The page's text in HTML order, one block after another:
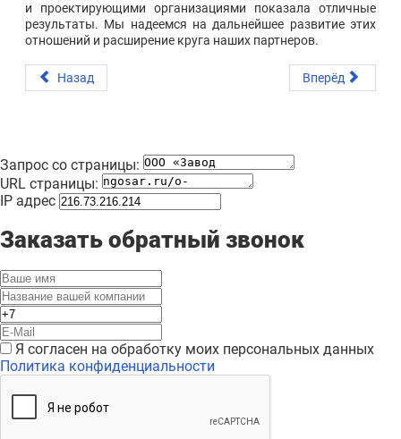
и проектирующими организациями показала отличные
результаты. Мы надеемся на дальнейшее развитие этих
отношений и расширение круга наших партнеров.
Назад Вперёд
Запрос со страницы:
URL страницы:
IP адрес
Заказать обратный звонок
Я согласен на обработку моих персональных данных
Политика конфиденциальности